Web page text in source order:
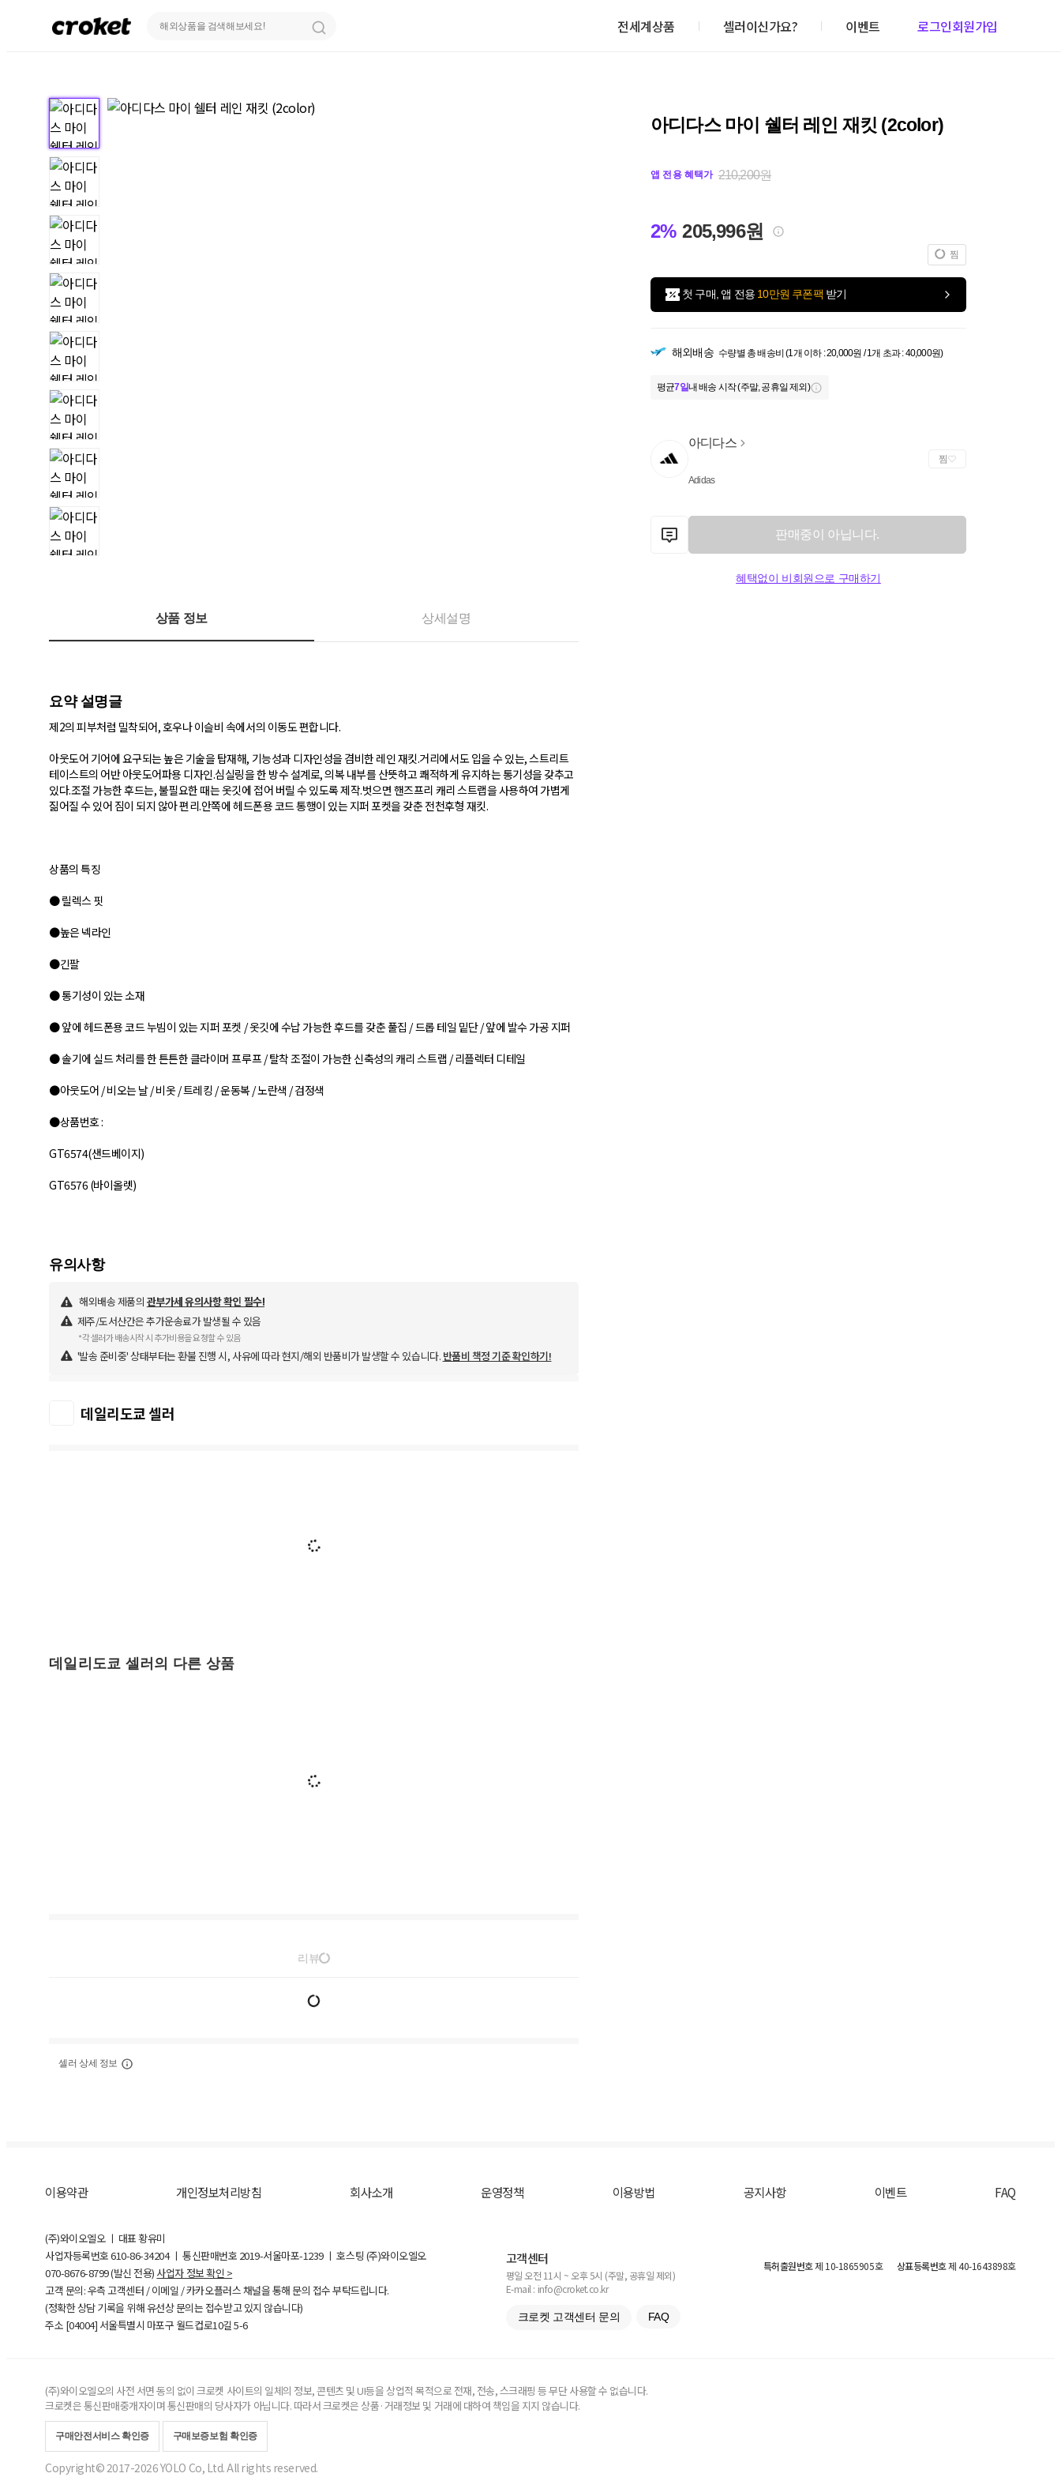
전세계상품 셀러이신가요? 이벤트 로그인회원가입
아디다스 마이 쉘터 레인 재킷 (2color)
앱 전용 혜택가 210,200원
2% 205,996원
찜
첫 구매, 앱 전용 10만원 쿠폰팩 받기
해외배송 수량별 총 배송비 (1개 이하 : 20,000원 / 1개 초과 : 40,000원)
평균7일내 배송 시작 (주말, 공휴일 제외)
아디다스
Adidas
찜
판매중이 아닙니다.
혜택없이 비회원으로 구매하기
상품 정보 상세설명
요약 설명글
제2의 피부처럼 밀착되어, 호우나 이슬비 속에서의 이동도 편합니다.
아웃도어 기어에 요구되는 높은 기술을 탑재해, 기능성과 디자인성을 겸비한 레인 재킷.거리에서도 입을 수 있는, 스트리트
테이스트의 어반 아웃도어파용 디자인.심실링을 한 방수 설계로, 의복 내부를 산뜻하고 쾌적하게 유지하는 통기성을 갖추고
있다.조절 가능한 후드는, 불필요한 때는 옷깃에 접어 버릴 수 있도록 제작.벗으면 핸즈프리 캐리 스트랩을 사용하여 가볍게
짊어질 수 있어 짐이 되지 않아 편리.안쪽에 헤드폰용 코드 통행이 있는 지퍼 포켓을 갖춘 전천후형 재킷.
상품의 특징
● 릴렉스 핏
●높은 넥라인
●긴팔
● 통기성이 있는 소재
● 앞에 헤드폰용 코드 누빔이 있는 지퍼 포켓 / 옷깃에 수납 가능한 후드를 갖춘 풀집 / 드롭 테일 밑단 / 앞에 발수 가공 지퍼
● 솔기에 실드 처리를 한 튼튼한 클라이머 프루프 / 탈착 조절이 가능한 신축성의 캐리 스트랩 / 리플렉터 디테일
●아웃도어 / 비오는 날 / 비옷 / 트레킹 / 운동복 / 노란색 / 검정색
●상품번호 :
GT6574(샌드베이지)
GT6576 (바이올렛)
유의사항
해외배송 제품의 관부가세 유의사항 확인 필수!
제주/도서산간은 추가운송료가 발생될 수 있음
*각 셀러가 배송시작 시 추가비용을 요청할 수 있음
'발송 준비중' 상태부터는 환불 진행 시, 사유에 따라 현지/해외 반품비가 발생할 수 있습니다. 반품비 책정 기준 확인하기!
데일리도쿄 셀러
데일리도쿄 셀러의 다른 상품
리뷰
셀러 상세 정보
이용약관 개인정보처리방침 회사소개 운영정책 이용방법 공지사항 이벤트 FAQ
(주)와이오엘오 ㅣ 대표 황유미
사업자등록번호610-86-34204ㅣ 통신판매번호 2019-서울마포-1239 ㅣ 호스팅 (주)와이오엘오
070-8676-8799 (발신 전용) 사업자 정보 확인 >
고객 문의: 우측 고객센터 / 이메일 / 카카오플러스 채널을 통해 문의 접수 부탁드립니다.
(정확한 상담 기록을 위해 유선상 문의는 접수받고 있지 않습니다)
주소 [04004] 서울특별시 마포구 월드컵로10길5-6
고객센터
평일 오전 11시 ~ 오후 5시 (주말, 공휴일 제외)
E-mail : info@croket.co.kr
크로켓 고객센터 문의 FAQ
특허출원번호제 10-1865905호 상표등록번호제 40-1643898호
(주)와이오엘오의 사전 서면 동의 없이 크로켓 사이트의 일체의 정보, 콘텐츠 및 UI등을 상업적 목적으로 전재, 전송, 스크래핑 등 무단 사용할 수 없습니다.
크로켓은 통신판매중개자이며 통신판매의 당사자가 아닙니다. 따라서 크로켓은 상품·거래정보 및 거래에 대하여 책임을 지지 않습니다.
구매안전서비스 확인증 구매보증보험 확인증
Copyright© 2017-2026 YOLO Co, Ltd. All rights reserved.